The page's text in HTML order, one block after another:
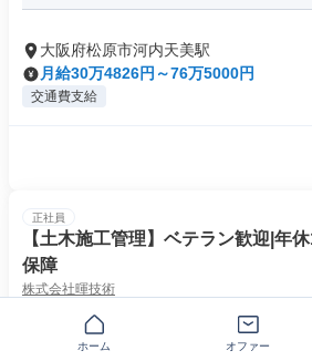
大阪府松原市河内天美駅
月給30万4826円～76万5000円
交通費支給
正社員
【土木施工管理】ベテラン歓迎|年
保障
株式会社暉技術
大阪府松原市
ホーム オファー